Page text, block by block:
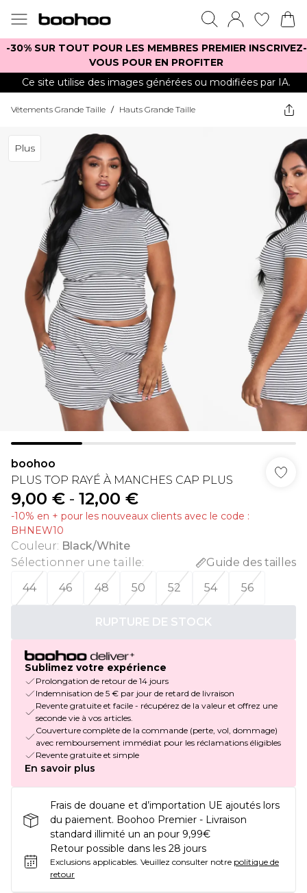
-30% SUR TOUT POUR LES MEMBRES PREMIER INSCRIVEZ-
VOUS POUR EN PROFITER
Ce site utilise des images générées ou modifiées par IA.
Vêtements Grande Taille / Hauts Grande Taille
Plus
boohoo
PLUS TOP RAYÉ À MANCHES CAP PLUS
9,00 € - 12,00 €
-10% en + pour les nouveaux clients avec le code :
BHNEW10
Couleur: Black/White
Sélectionner une taille:
Guide des tailles
44
46 48 50 52 54 56
RUPTURE DE STOCK
Sublimez votre expérience
Prolongation de retour de 14 jours
Indemnisation de 5 € par jour de retard de livraison
Revente gratuite et facile - récupérez de la valeur et offrez une
seconde vie à vos articles.
Couverture complète de la commande (perte, vol, dommage)
avec remboursement immédiat pour les réclamations éligibles
Revente gratuite et simple
En savoir plus
Frais de douane et d’importation UE ajoutés lors
du paiement. Boohoo Premier - Livraison
standard illimité un an pour 9,99€
Retour possible dans les 28 jours
Exclusions applicables. Veuillez consulter notre politique de
retour